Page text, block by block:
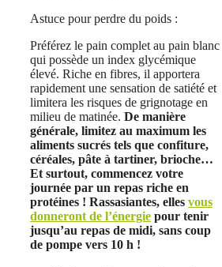
Astuce pour perdre du poids :
Préférez le pain complet au pain blanc
qui possède un index glycémique
élevé. Riche en fibres, il apportera
rapidement une sensation de satiété et
limitera les risques de grignotage en
milieu de matinée. De manière
générale, limitez au maximum les
aliments sucrés tels que confiture,
céréales, pâte à tartiner, brioche…
Et surtout, commencez votre
journée par un repas riche en
protéines ! Rassasiantes, elles vous
donneront de l’énergie pour tenir
jusqu’au repas de midi, sans coup
de pompe vers 10 h !